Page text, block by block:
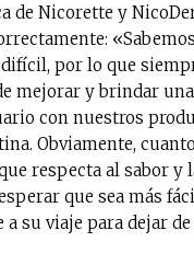
de Nicorette y
por lo que
mejorar y brindar
con nuestros
Obviamente,
respecta al sabor y
que sea más
a su viaje para dejar